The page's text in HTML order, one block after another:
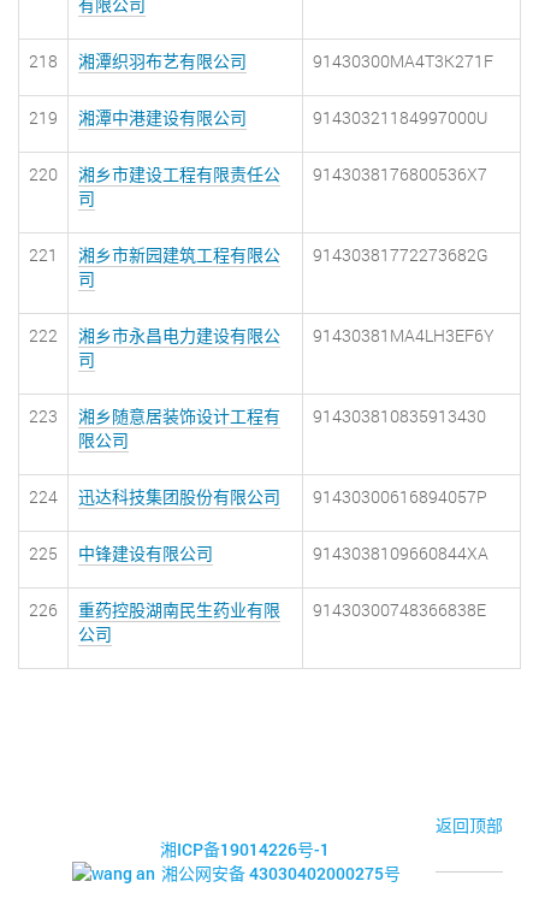
218 湘潭织羽布艺有限公司 91430300MA4T3K271F
219 湘潭中港建设有限公司 91430321184997000U
220
湘乡市建设工程有限责任公
司
9143038176800536X7
221
湘乡市新园建筑工程有限公
司
91430381772273682G
222
湘乡市永昌电力建设有限公
司
91430381MA4LH3EF6Y
223
湘乡随意居装饰设计工程有
限公司
914303810835913430
224 迅达科技集团股份有限公司 91430300616894057P
225 中锋建设有限公司 9143038109660844XA
226
重药控股湖南民生药业有限
公司
91430300748366838E
返回顶部
湘ICP备19014226号-1
湘公网安备 43030402000275号